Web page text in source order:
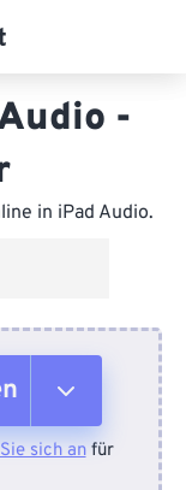
-
in iPad Audio.
sich anfür